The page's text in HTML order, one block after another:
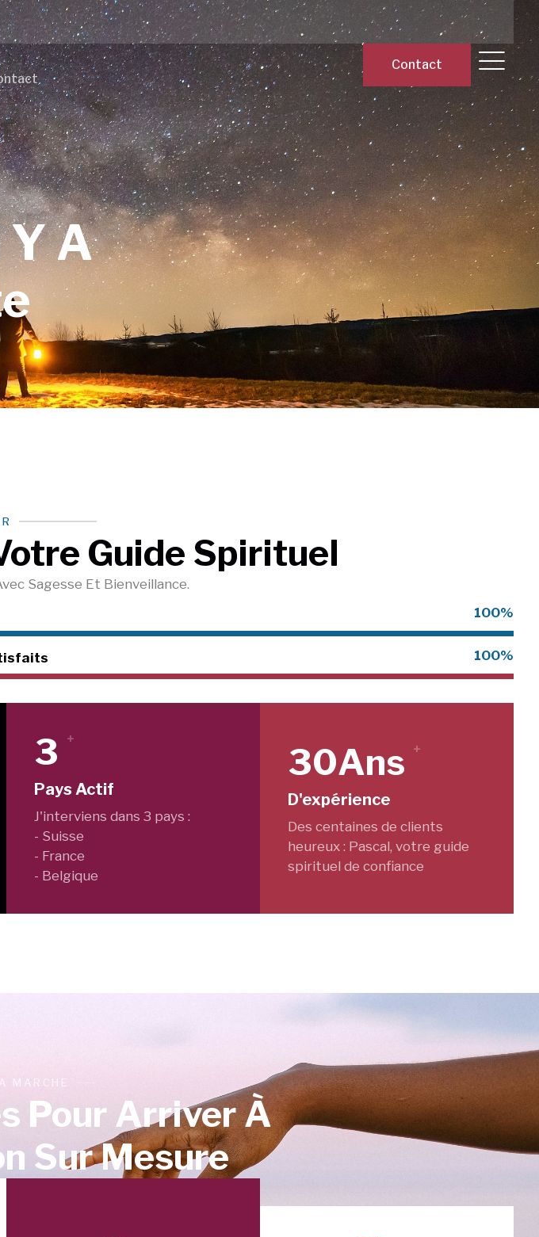
Contact
Y A
Guide Spirituel
Sagesse Et Bienveillance.
100%
100%
3 +
Pays Actif
J'interviens dans 3 pays :
- Suisse
- France
- Belgique
30Ans +
D'expérience
Des centaines de clients
heureux : Pascal, votre guide
spirituel de confiance​
MARCHE
Pour Arriver À
Sur Mesure